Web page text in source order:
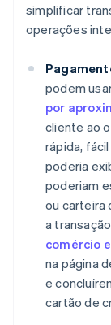
simplificar
operações
podem
por
cliente ao
rápida,
poderia
poderiam
ou carteira
a
comércio
na página
e
cartão de